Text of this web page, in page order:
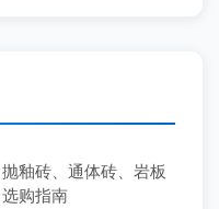
釉砖、通体砖、岩板
购指南